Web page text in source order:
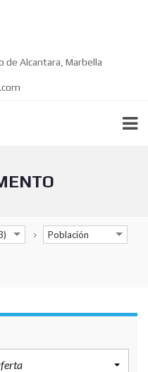
de Alcantara, Marbella
Población